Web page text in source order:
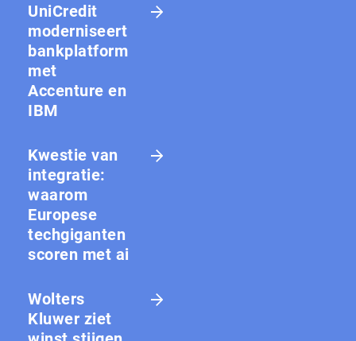
UniCredit
moderniseert
bankplatform
met
Accenture en
IBM
Kwestie van
integratie:
waarom
Europese
techgiganten
scoren met ai
Wolters
Kluwer ziet